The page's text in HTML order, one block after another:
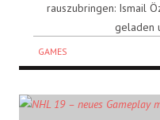
rauszubringen: Ismail
geladen
GAMES